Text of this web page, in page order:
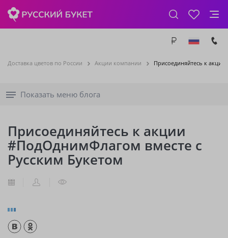
Доставка цветов по России Акции компании Присоединяйтесь к
Показать меню блога
Присоединяйтесь к акции
#ПодОднимФлагом вместе с
Русским Букетом